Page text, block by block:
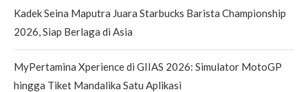
Kadek Seina Maputra Juara Starbucks Barista Championship
2026, Siap Berlaga di Asia
MyPertamina Xperience di GIIAS 2026: Simulator MotoGP
hingga Tiket Mandalika Satu Aplikasi